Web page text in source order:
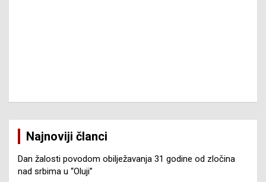
Najnoviji članci
Dan žalosti povodom obilježavanja 31 godine od zločina
nad srbima u “Oluji”